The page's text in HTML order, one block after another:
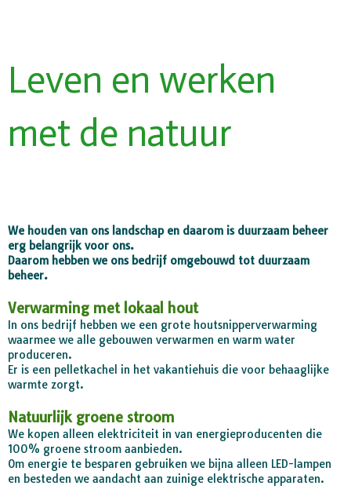
Leven en werken
met de natuur
We houden van ons landschap en daarom is duurzaam beheer
erg belangrijk voor ons.
Daarom hebben we ons bedrijf omgebouwd tot duurzaam
beheer.
Verwarming met lokaal hout
In ons bedrijf hebben we een grote houtsnipperverwarming
waarmee we alle gebouwen verwarmen en warm water
produceren.
Er is een pelletkachel in het vakantiehuis die voor behaaglijke
warmte zorgt.
Natuurlijk groene stroom
We kopen alleen elektriciteit in van energieproducenten die
100% groene stroom aanbieden.
Om energie te besparen gebruiken we bijna alleen LED-lampen
en besteden we aandacht aan zuinige elektrische apparaten.